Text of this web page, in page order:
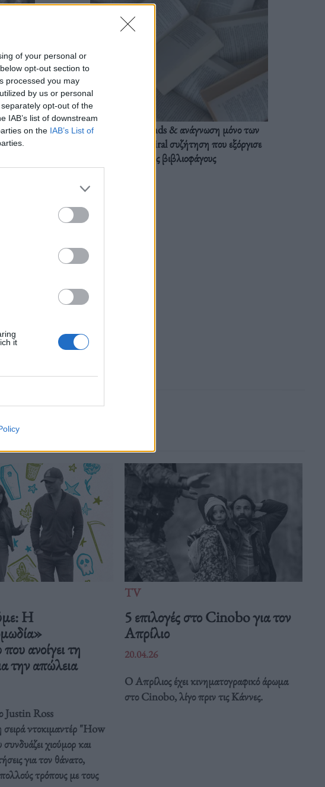
of your personal or
opt-out section to
processed you may
by us or personal
opt-out of the
IAB’s list of downstream
on the IAB’s List of
it
BookTok trends & ανάγνωση μόνο των
διαλόγων: Η viral συζήτηση που εξόργισε
τους βιβλιοφάγους
Η
ανοίγει τη
την απώλεια
Justin Ross
σειρά ντοκιμαντέρ "How
χιούμορ και
για τον θάνατο,
τρόπους με τους
TV
5 επιλογές στο Cinobo για τον
Απρίλιο
20.04.26
Ο Απρίλιος έχει κινηματογραφικό άρωμα
στο Cinobo, λίγο πριν τις Κάννες.